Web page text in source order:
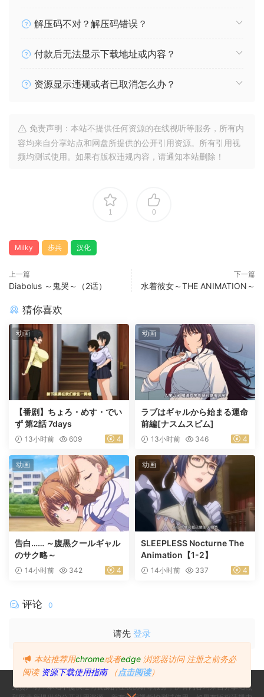
解压码不对？解压码错误？
付款后无法显示下载地址或内容？
资源显示违规或者已取消怎么办？
免责声明：本站不提供任何资源的在线视听等服务，所有内
容均来自分享站点和网盘所提供的公开引用资源。所有引用视
频均测试使用。如果有版权违规内容，请通知本站删除！
1 0
Milky 步兵 汉化
上一篇
Diabolus ～鬼哭～（2话）
下一篇
水着彼女～THE ANIMATION～
猜你喜欢
动画
【番剧】ちょろ・めす・でい
ず 第2話 7days
13小时前 609 4
动画
ラブはギャルから始まる運命
前編[ナスムスビム]
13小时前 346 4
动画
告白…… ～腹黒クールギャル
のサク略～
14小时前 342 4
动画
SLEEPLESS Nocturne The
Animation【1-2】
14小时前 337 4
评论 0
请先 登录
免责声明：本站不提供任何资源的在线视听等服务，所有内容均来自分享站点
本站推荐用chrome或者edge 浏览器访问 注册之前务必
阅读 资源下载使用指南 （点击阅读）